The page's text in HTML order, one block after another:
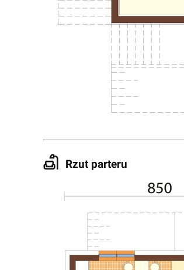
Rzut parteru